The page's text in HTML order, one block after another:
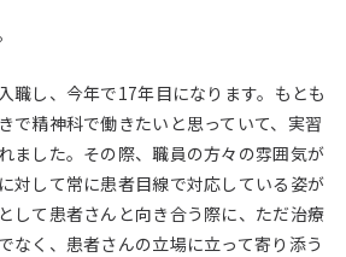
職し、今年で17年目になります。もとも
で精神科で働きたいと思っていて、実習
ました。その際、職員の方々の雰囲気が
対して常に患者目線で対応している姿が
して患者さんと向き合う際に、ただ治療
なく、患者さんの立場に立って寄り添う